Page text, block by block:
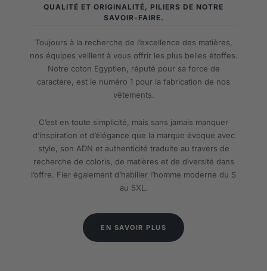
QUALITÉ ET ORIGINALITÉ, PILIERS DE NOTRE
SAVOIR-FAIRE.
Toujours à la recherche de l’excellence des matières,
nos équipes veillent à vous offrir les plus belles étoffes.
Notre coton Egyptien, réputé pour sa force de
caractère, est le numéro 1 pour la fabrication de nos
vêtements.
C’est en toute simplicité, mais sans jamais manquer
d’inspiration et d’élégance que la marque évoque avec
style, son ADN et authenticité traduite au travers de
recherche de coloris, de matières et de diversité dans
l’offre. Fier également d’habiller l’homme moderne du S
au 5XL.
EN SAVOIR PLUS